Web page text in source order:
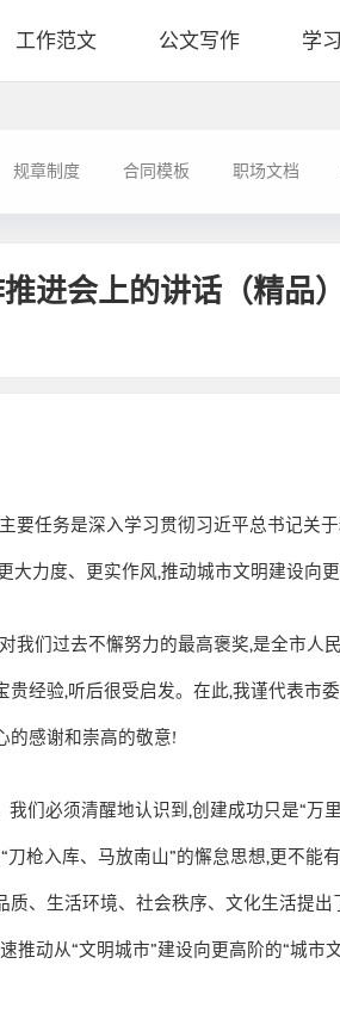
工作范文 公文写作 学
规章制度 合同模板 职场文档
进会上的讲话（精品）
主要任务是深入学习贯彻习近平总书记关
大力度、更实作风,推动城市文明建设向
我们过去不懈努力的最高褒奖,是全市人
贵经验,听后很受启发。在此,我谨代表市
的感谢和崇高的敬意!
们必须清醒地认识到 ,创建成功只是“ 万
“刀枪入库、马放南山”的懈怠思想,更不能
质、生活环境、社会秩序、文化生活提
推动从“文明城市”建设向更高阶的“城市